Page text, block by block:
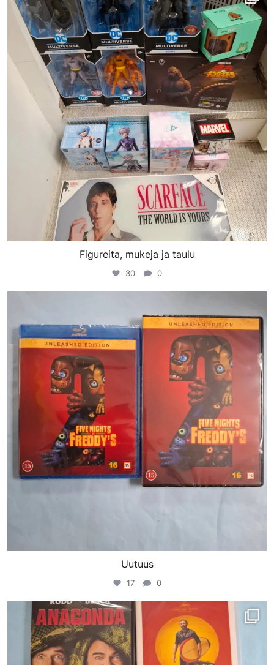
Figureita, mukeja ja taulu
30 0
Uutuus
17 0
porinvideodivari
Maalis 18